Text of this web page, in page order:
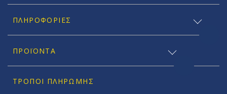
ΠΛΗΡΟΦΟΡΊΕΣ
ΠΡΟΪΟΝΤΑ
ΤΡΌΠΟΙ ΠΛΗΡΩΜΉΣ